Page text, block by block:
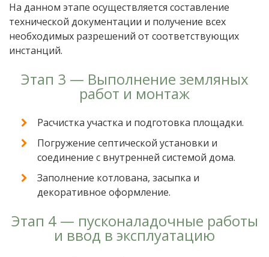
На данном этапе осуществляется составление
технической документации и получение всех
необходимых разрешений от соответствующих
инстанций.
Этап 3 — Выполнение земляных
работ и монтаж
Расчистка участка и подготовка площадки.
Погружение септической установки и
соединение с внутренней системой дома.
Заполнение котлована, засыпка и
декоративное оформление.
Этап 4 — пусконаладочные работы
и ввод в эксплуатацию